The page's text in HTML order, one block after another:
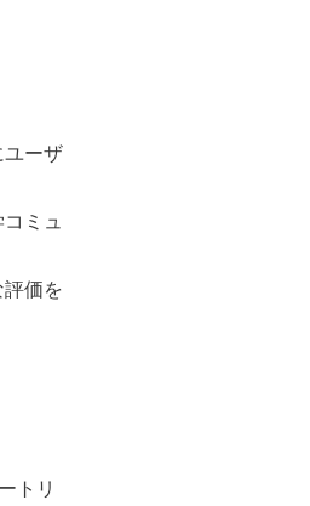
ーザ
ミュ
価を
トリ